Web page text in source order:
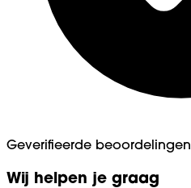
Geverifieerde beoordelingen
Wij helpen je graag